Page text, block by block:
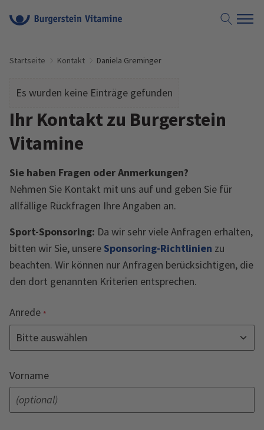
Suche
Startseite Kontakt Daniela Greminger
Es wurden keine Einträge gefunden
Ihr Kontakt zu Burgerstein
Vitamine
Sie haben Fragen oder Anmerkungen?
Nehmen Sie Kontakt mit uns auf und geben Sie für
allfällige Rückfragen Ihre Angaben an.
Sport-Sponsoring: Da wir sehr viele Anfragen erhalten,
bitten wir Sie, unsere Sponsoring-Richtlinien zu
beachten. Wir können nur Anfragen berücksichtigen, die
den dort genannten Kriterien entsprechen.
Anrede
Vorname